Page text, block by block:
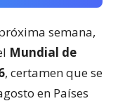
semana,
Mundial de
, certamen que se
en Países